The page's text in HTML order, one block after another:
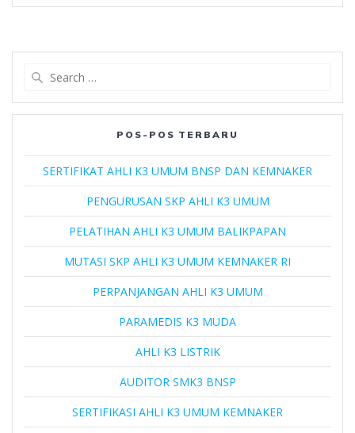
POS-POS TERBARU
SERTIFIKAT AHLI K3 UMUM BNSP DAN KEMNAKER
PENGURUSAN SKP AHLI K3 UMUM
PELATIHAN AHLI K3 UMUM BALIKPAPAN
MUTASI SKP AHLI K3 UMUM KEMNAKER RI
PERPANJANGAN AHLI K3 UMUM
PARAMEDIS K3 MUDA
AHLI K3 LISTRIK
AUDITOR SMK3 BNSP
SERTIFIKASI AHLI K3 UMUM KEMNAKER